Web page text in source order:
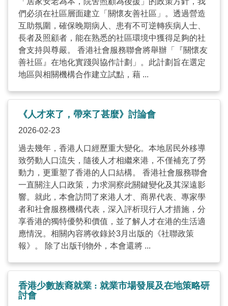
們必須在社區層面建立「關懷友善社區」。透過營造
互助氛圍，確保晚期病人、患有不可逆轉疾病人士、
長者及照顧者，能在熟悉的社區環境中獲得足夠的社
會支持與尊嚴。 香港社會服務聯會將舉辦「『關懷友
善社區』在地化實踐與協作計劃」。此計劃旨在選定
地區與相關機構合作建立試點，藉 ...
《人才來了，帶來了甚麼》討論會
2026-02-23
過去幾年，香港人口經歷重大變化。本地居民外移導
致勞動人口流失，隨後人才相繼來港，不僅補充了勞
動力，更重塑了香港的人口結構。 香港社會服務聯會
一直關注人口政策，力求洞察此關鍵變化及其深遠影
響。就此，本會訪問了來港人才、商界代表、專家學
者和社會服務機構代表，深入評析現行人才措施，分
享香港的獨特優勢和價值，並了解人才在港的生活適
應情況。相關內容將收錄於3月出版的《社聯政策
報》。 除了出版刊物外，本會還將 ...
香港少數族裔就業 : 就業市場發展及在地策略研
討會